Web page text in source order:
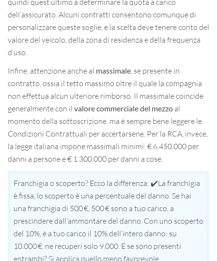
quindi quest’ultimo a determinare la quota a carico
dell’assicurato. Alcuni contratti consentono comunque di
personalizzare queste soglie, e la scelta deve tenere conto del
valore del veicolo, della zona di residenza e della frequenza
d’uso.
Infine, attenzione anche al massimale, se presente in
contratto, ossia il tetto massimo oltre il quale la compagnia
non effettua alcun ulteriore rimborso. Il massimale coincide
generalmente con il valore commerciale del mezzo al
momento della sottoscrizione, ma è sempre bene leggere le
Condizioni Contrattuali per accertarsene. Per la RCA, invece,
la legge italiana impone massimali minimi: € 6.450.000 per
danni a persone e € 1.300.000 per danni a cose.
Franchigia o scoperto? Ecco la differenza: ✔️La franchigia
è fissa, lo scoperto è una percentuale del danno. Se hai
una franchigia di 500 €, 500 € sono a tuo carico, a
prescindere dall’ammontare del danno. Con uno scoperto
del 10%, è a tuo carico il 10% dell’intero danno: su
10.000 €, ne recuperi solo 9.000. E se sono presenti
entrambi? Si applica quello meno favorevole.